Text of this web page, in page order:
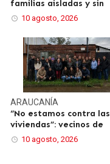
familias aisladas y sin
10 agosto, 2026
ARAUCANÍA
“No estamos contra las
viviendas”: vecinos de
10 agosto, 2026